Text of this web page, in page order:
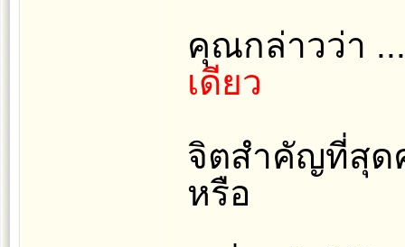
คุณกล่าวว่า
เดียว
จิตสำคัญที่สุด
หรือ